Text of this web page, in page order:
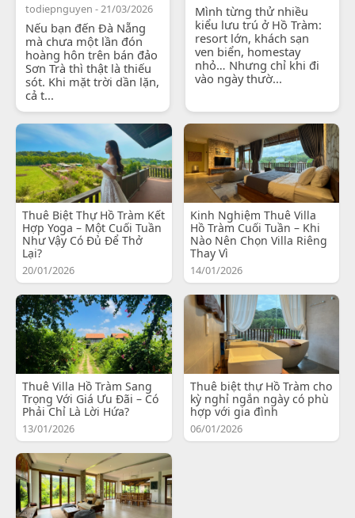
todiepnguyen - 21/03/2026
Nếu bạn đến Đà Nẵng
mà chưa một lần đón
hoàng hôn trên bán đảo
Sơn Trà thì thật là thiếu
sót. Khi mặt trời dần lặn,
cả t...
Mình từng thử nhiều
kiểu lưu trú ở Hồ Tràm:
resort lớn, khách sạn
ven biển, homestay
nhỏ… Nhưng chỉ khi đi
vào ngày thườ...
Thuê Biệt Thự Hồ Tràm Kết
Hợp Yoga – Một Cuối Tuần
Như Vậy Có Đủ Để Thở
Lại?
20/01/2026
Kinh Nghiệm Thuê Villa
Hồ Tràm Cuối Tuần – Khi
Nào Nên Chọn Villa Riêng
Thay Vì
14/01/2026
Thuê Villa Hồ Tràm Sang
Trọng Với Giá Ưu Đãi – Có
Phải Chỉ Là Lời Hứa?
13/01/2026
Thuê biệt thự Hồ Tràm cho
kỳ nghỉ ngắn ngày có phù
hợp với gia đình
06/01/2026